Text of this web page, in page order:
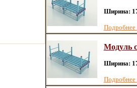
Ширина:
Подробнее
Модуль
Ширина:
Подробнее